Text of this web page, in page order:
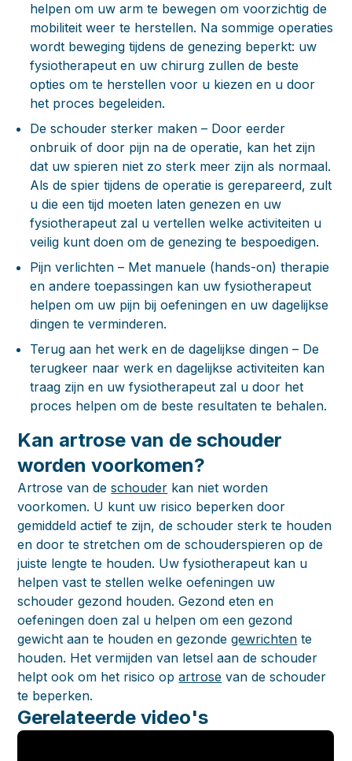
helpen om uw arm te bewegen om voorzichtig de
mobiliteit weer te herstellen. Na sommige operaties
wordt beweging tijdens de genezing beperkt: uw
fysiotherapeut en uw chirurg zullen de beste
opties om te herstellen voor u kiezen en u door
het proces begeleiden.
De schouder sterker maken – Door eerder
onbruik of door pijn na de operatie, kan het zijn
dat uw spieren niet zo sterk meer zijn als normaal.
Als de spier tijdens de operatie is gerepareerd, zult
u die een tijd moeten laten genezen en uw
fysiotherapeut zal u vertellen welke activiteiten u
veilig kunt doen om de genezing te bespoedigen.
Pijn verlichten – Met manuele (hands-on) therapie
en andere toepassingen kan uw fysiotherapeut
helpen om uw pijn bij oefeningen en uw dagelijkse
dingen te verminderen.
Terug aan het werk en de dagelijkse dingen – De
terugkeer naar werk en dagelijkse activiteiten kan
traag zijn en uw fysiotherapeut zal u door het
proces helpen om de beste resultaten te behalen.
Kan artrose van de schouder
worden voorkomen?
Artrose van deschouder kan niet worden
voorkomen. U kunt uw risico beperken door
gemiddeld actief te zijn, de schouder sterk te houden
en door te stretchen om de schouderspieren op de
juiste lengte te houden. Uw fysiotherapeut kan u
helpen vast te stellen welke oefeningen uw
schouder gezond houden. Gezond eten en
oefeningen doen zal u helpen om een gezond
gewicht aan te houden en gezondegewrichten te
houden. Het vermijden van letsel aan de schouder
helpt ook om het risico opartrose van de schouder
te beperken.
Gerelateerde video's